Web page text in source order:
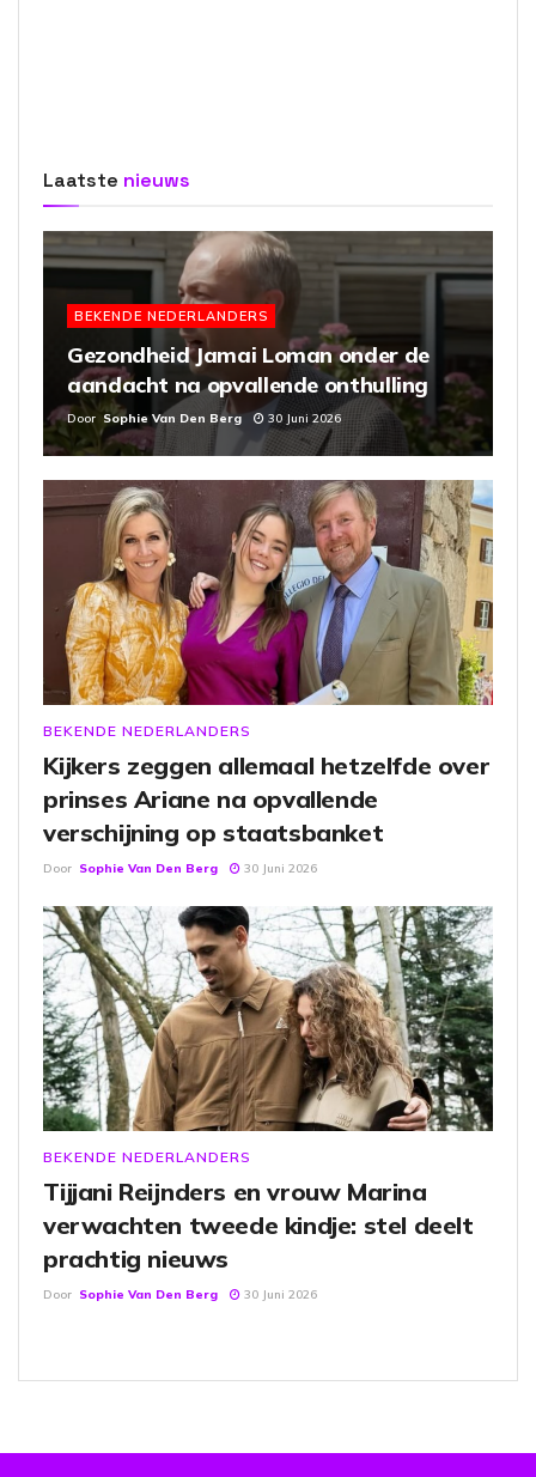
Laatste nieuws
BEKENDE NEDERLANDERS
Gezondheid Jamai Loman onder de
aandacht na opvallende onthulling
Door Sophie Van Den Berg 30 Juni 2026
BEKENDE NEDERLANDERS
Kijkers zeggen allemaal hetzelfde over
prinses Ariane na opvallende
verschijning op staatsbanket
Door Sophie Van Den Berg 30 Juni 2026
BEKENDE NEDERLANDERS
Tijjani Reijnders en vrouw Marina
verwachten tweede kindje: stel deelt
prachtig nieuws
Door Sophie Van Den Berg 30 Juni 2026